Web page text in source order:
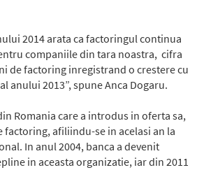
2014 arata ca factoringul continua
companiile din tara noastra, cifra
de factoring inregistrand o crestere cu
anului 2013”, spune Anca Dogaru.
Romania care a introdus in oferta sa,
factoring, afiliindu-se in acelasi an la
In anul 2004, banca a devenit
in aceasta organizatie, iar din 2011